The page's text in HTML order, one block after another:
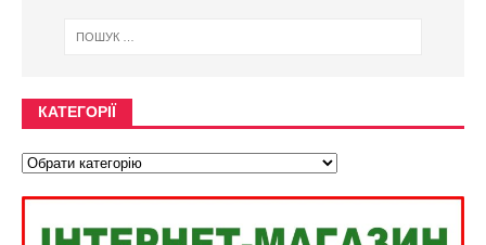
КАТЕГОРІЇ